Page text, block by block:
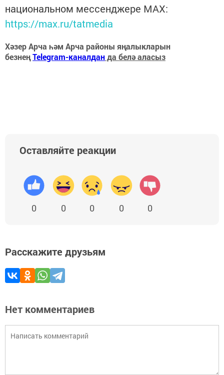
национальном мессенджере MАХ:
https://max.ru/tatmedia
Хәзер Арча һәм Арча районы яңалыкларын
безнеңTelegram-каналданда белә аласыз
Оставляйте реакции
0 0 0 0 0
Расскажите друзьям
Нет комментариев